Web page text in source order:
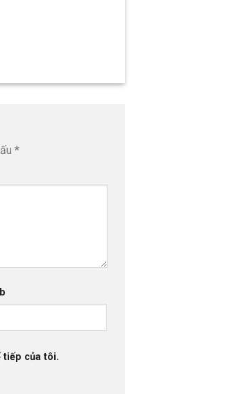
*
tiếp của tôi.